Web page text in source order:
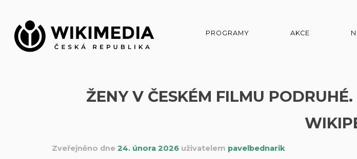
obsah
PROGRAMY AKCE
ŽENY V ČESKÉM FILMU
Zveřejněno dne 24. února 2026uživatelem pavelbednarik